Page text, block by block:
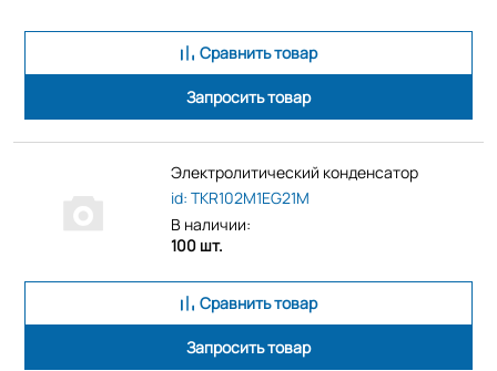
Сравнить товар
Запросить товар
Электролитический конденсатор
id: TKR102M1EG21M
В наличии:
100 шт.
Сравнить товар
Запросить товар